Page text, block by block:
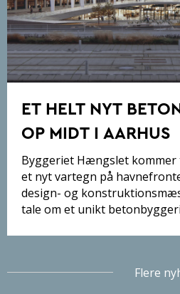
ET HELT NYT
OP MIDT I AARHUS
Byggeriet Hængslet kommer
et nyt vartegn på
design- og
tale om et unikt
Flere